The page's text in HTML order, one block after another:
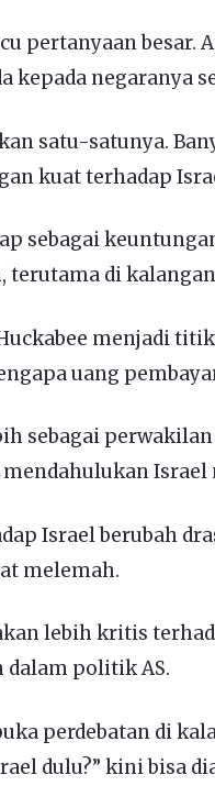
pertanyaan besar.
kepada negaranya
satu-satunya.
kuat terhadap
sebagai
terutama di
menjadi
uang
sebagai
Israel berubah
melemah.
lebih kritis
politik AS.
perdebatan di
dulu?” kini bisa